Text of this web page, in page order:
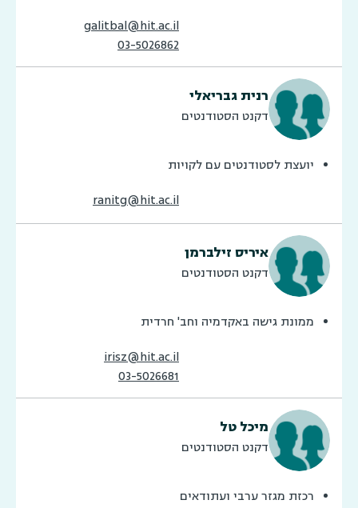
galitbal@hit.ac.il
03-5026862
רנית גבריאלי
דקנט הסטודנטים
יועצת לסטודנטים עם לקויות
ranitg@hit.ac.il
איריס זילברמן
דקנט הסטודנטים
ממונת גישה באקדמיה וחב' חרדית
irisz@hit.ac.il
03-5026681
מיכל טל
דקנט הסטודנטים
רכזת מגזר ערבי ועתודאים